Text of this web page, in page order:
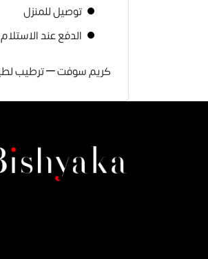
توصيل للمنزل
الدفع عند الاستلام
كريم سوفت – ترطيب